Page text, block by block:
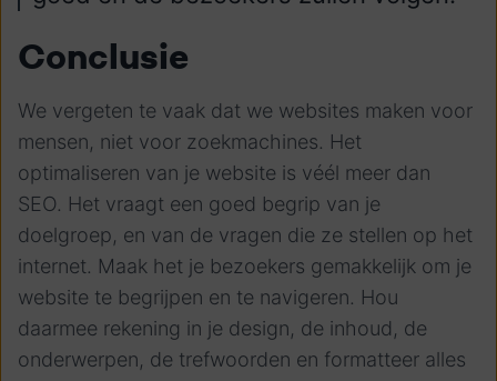
Conclusie
We vergeten te vaak dat we websites maken voor
mensen, niet voor zoekmachines. Het
optimaliseren van je website is véél meer dan
SEO. Het vraagt een goed begrip van je
doelgroep, en van de vragen die ze stellen op het
internet. Maak het je bezoekers gemakkelijk om je
website te begrijpen en te navigeren. Hou
daarmee rekening in je design, de inhoud, de
onderwerpen, de trefwoorden en formatteer alles